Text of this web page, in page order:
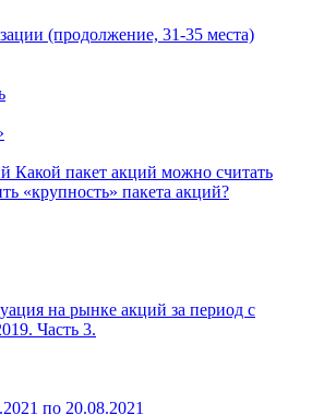
(продолжение, 31-35 места)
Какой пакет акций можно считать
«крупность» пакета акций?
на рынке акций за период с
Часть 3.
по 20.08.2021